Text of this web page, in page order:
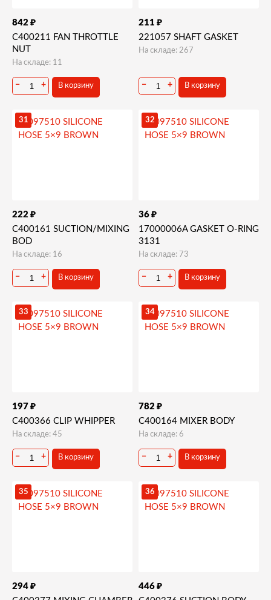
842 ₽
C400211 FAN THROTTLE
NUT
На складе: 11
− + В корзину
211 ₽
221057 SHAFT GASKET
На складе: 267
− + В корзину
31
222 ₽
C400161 SUCTION/MIXING
BOD
На складе: 16
− + В корзину
32
36 ₽
17000006A GASKET O-RING
3131
На складе: 73
− + В корзину
33
197 ₽
C400366 CLIP WHIPPER
На складе: 45
− + В корзину
34
782 ₽
C400164 MIXER BODY
На складе: 6
− + В корзину
35
294 ₽
36
446 ₽